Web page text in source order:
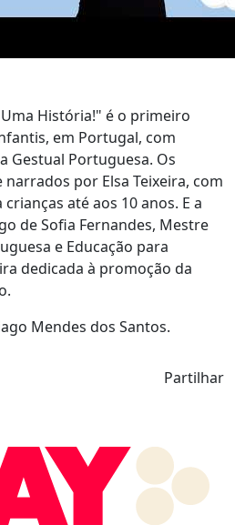
História!" é o primeiro
em Portugal, com
Gestual Portuguesa. Os
por Elsa Teixeira, com
até aos 10 anos. E a
de Sofia Fernandes, Mestre
e Educação para
dedicada à promoção da
Mendes dos Santos.
Partilhar